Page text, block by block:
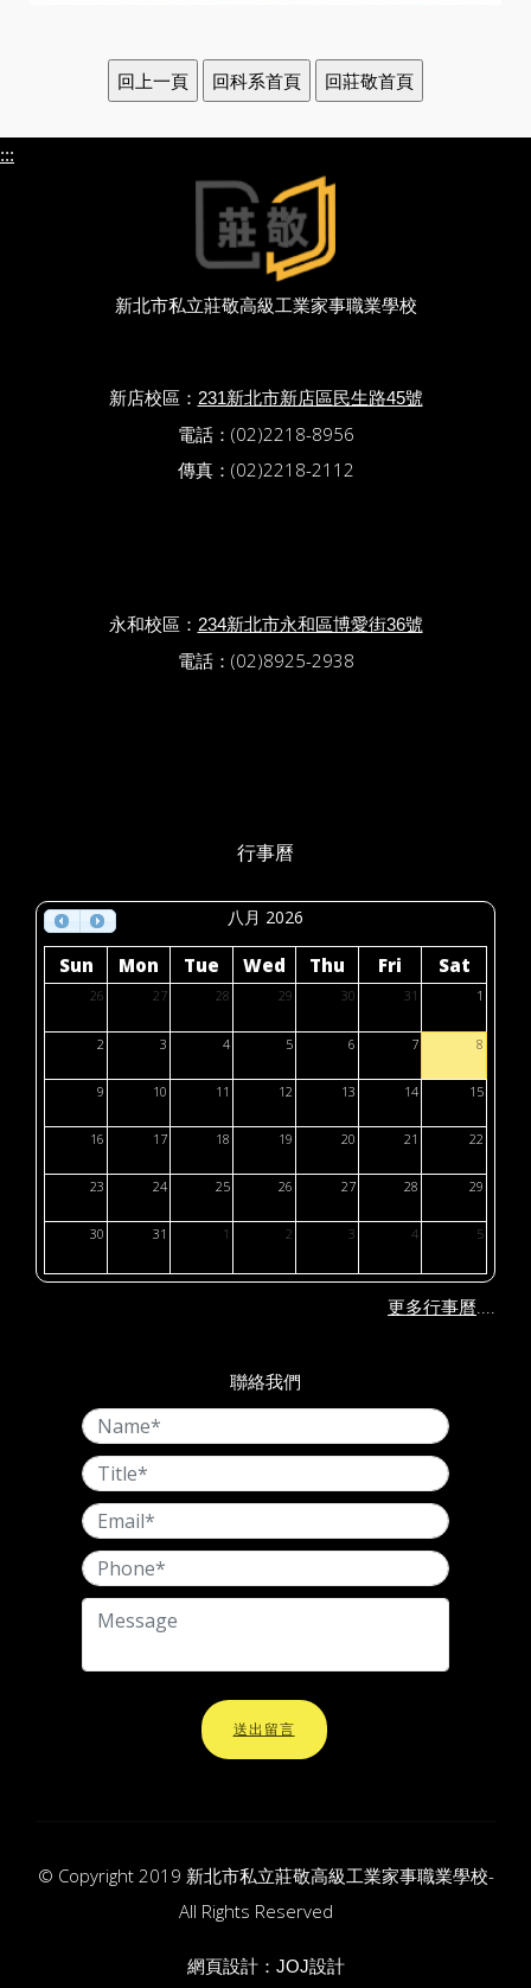
:::
新北市私立莊敬高級工業家事職業學校
新店校區： 231新北市新店區民生路45號
電話：(02)2218-8956
傳真：(02)2218-2112
永和校區： 234新北市永和區博愛街36號
電話：(02)8925-2938
行事曆
八月 2026
Sun Mon Tue Wed Thu Fri Sat
26 27 28 29 30 31 1
2 3 4 5 6 7 8
9 10 11 12 13 14 15
16 17 18 19 20 21 22
23 24 25 26 27 28 29
30 31 1 2 3 4 5
更多行事曆
聯絡我們
送出留言
© Copyright 2019 新北市私立莊敬高級工業家事職業學校-
All Rights Reserved
網頁設計： JOJ設計